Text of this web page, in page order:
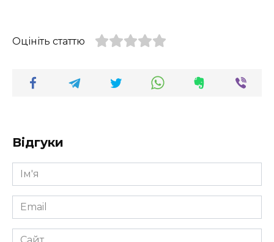
Оцініть статтю
Відгуки
Ім'я
*
Email
*
Сайт